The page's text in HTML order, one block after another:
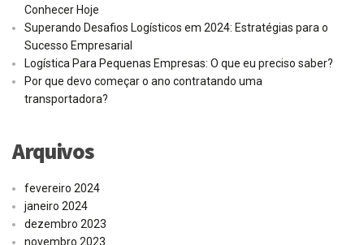
Conhecer Hoje
Superando Desafios Logísticos em 2024: Estratégias para o
Sucesso Empresarial
Logística Para Pequenas Empresas: O que eu preciso saber?
Por que devo começar o ano contratando uma
transportadora?
Arquivos
fevereiro 2024
janeiro 2024
dezembro 2023
novembro 2023